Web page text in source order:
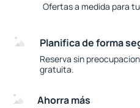
Ofertas a medida para
Planifica de forma
Reserva sin
gratuita.
Ahorra más